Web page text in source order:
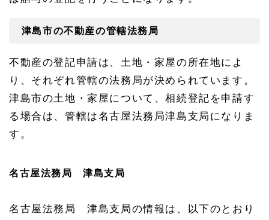
情報
8.
1
津島
市役
所の
所在
8.
市の
津島市の不動産の管轄法務局
不動産の登記申請は、土地・家屋の所在地によ
り、それぞれ管轄の法務局が決められています。
津島市の土地・家屋について、相続登記を申請す
る場合は、管轄は名古屋法務局津島支局になりま
す。
名古屋法務局 津島支局
名古屋法務局 津島支局の情報は、以下のとおり